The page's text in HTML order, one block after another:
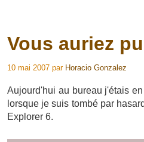
Vous auriez
10 mai 2007 par Horacio Gonzalez
Aujourd'hui au bureau j'étais
lorsque je suis tombé par
Explorer 6.